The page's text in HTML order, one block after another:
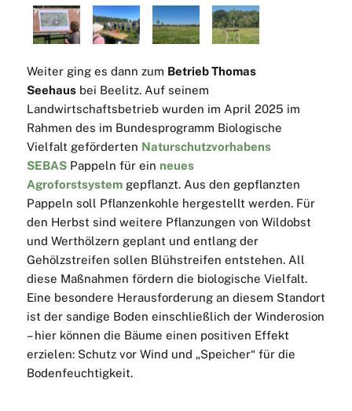
Weiter ging es dann zum Betrieb Thomas
Seehausbei Beelitz. Auf seinem
Landwirtschaftsbetrieb wurden im April 2025 im
Rahmen des im Bundesprogramm Biologische
Vielfalt geförderten Naturschutzvorhabens
SEBASPappeln für ein neues
Agroforstsystemgepflanzt. Aus den gepflanzten
Pappeln soll Pflanzenkohle hergestellt werden. Für
den Herbst sind weitere Pflanzungen von Wildobst
und Werthölzern geplant und entlang der
Gehölzstreifen sollen Blühstreifen entstehen. All
diese Maßnahmen fördern die biologische Vielfalt.
Eine besondere Herausforderung an diesem Standort
ist der sandige Boden einschließlich der Winderosion
– hier können die Bäume einen positiven Effekt
erzielen: Schutz vor Wind und „Speicher“ für die
Bodenfeuchtigkeit.